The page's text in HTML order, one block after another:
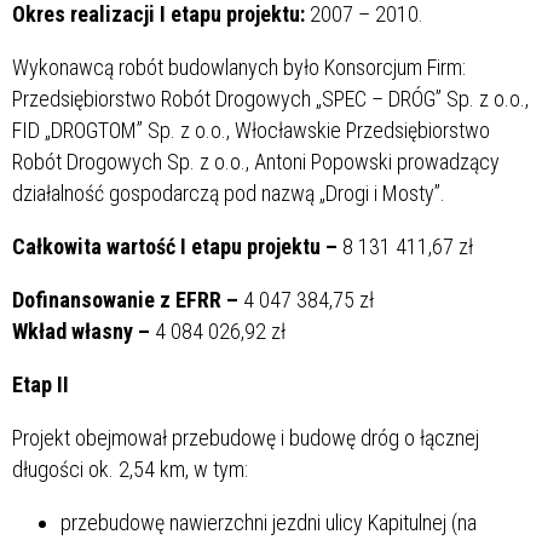
Okres realizacji I etapu projektu: 2007 – 2010.
Wykonawcą robót budowlanych było Konsorcjum Firm:
Przedsiębiorstwo Robót Drogowych „SPEC – DRÓG” Sp. z o.o.,
FID „DROGTOM” Sp. z o.o., Włocławskie Przedsiębiorstwo
Robót Drogowych Sp. z o.o., Antoni Popowski prowadzący
działalność gospodarczą pod nazwą „Drogi i Mosty”.
Całkowita wartość I etapu projektu – 8 131 411,67 zł
Dofinansowanie z EFRR – 4 047 384,75 zł
Wkład własny – 4 084 026,92 zł
Etap II
Projekt obejmował przebudowę i budowę dróg o łącznej
długości ok. 2,54 km, w tym:
przebudowę nawierzchni jezdni ulicy Kapitulnej (na